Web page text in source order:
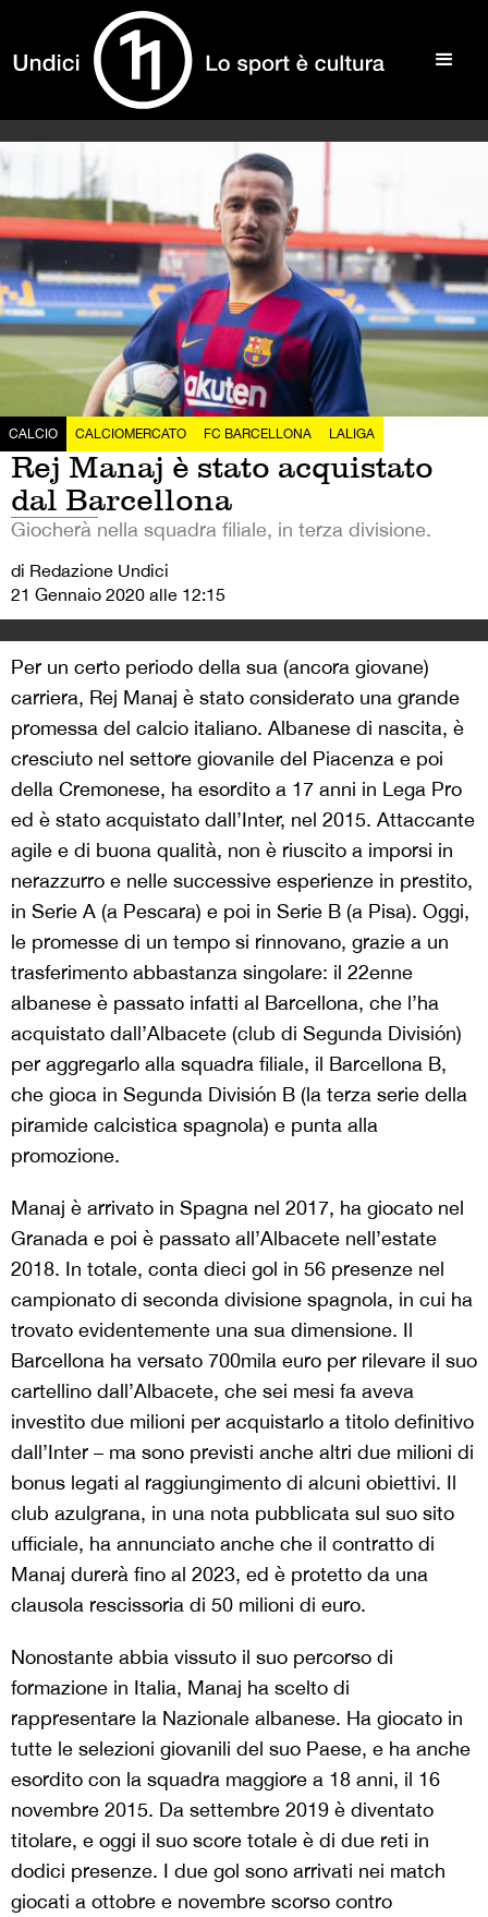
CALCIO CALCIOMERCATO FC BARCELLONA LALIGA
Rej Manaj è stato acquistato
dal Barcellona
Giocherà nella squadra filiale, in terza divisione.
di Redazione Undici
21 Gennaio 2020 alle 12:15
Per un certo periodo della sua (ancora giovane)
carriera, Rej Manaj è stato considerato una grande
promessa del calcio italiano. Albanese di nascita, è
cresciuto nel settore giovanile del Piacenza e poi
della Cremonese, ha esordito a 17 anni in Lega Pro
ed è stato acquistato dall’Inter, nel 2015. Attaccante
agile e di buona qualità, non è riuscito a imporsi in
nerazzurro e nelle successive esperienze in prestito,
in Serie A (a Pescara) e poi in Serie B (a Pisa). Oggi,
le promesse di un tempo si rinnovano, grazie a un
trasferimento abbastanza singolare: il 22enne
albanese è passato infatti al Barcellona, che l’ha
acquistato dall’Albacete (club di Segunda División)
per aggregarlo alla squadra filiale, il Barcellona B,
che gioca in Segunda División B (la terza serie della
piramide calcistica spagnola) e punta alla
promozione.
Manaj è arrivato in Spagna nel 2017, ha giocato nel
Granada e poi è passato all’Albacete nell’estate
2018. In totale, conta dieci gol in 56 presenze nel
campionato di seconda divisione spagnola, in cui ha
trovato evidentemente una sua dimensione. Il
Barcellona ha versato 700mila euro per rilevare il suo
cartellino dall’Albacete, che sei mesi fa aveva
investito due milioni per acquistarlo a titolo definitivo
dall’Inter – ma sono previsti anche altri due milioni di
bonus legati al raggiungimento di alcuni obiettivi. Il
club azulgrana, in una nota pubblicata sul suo sito
ufficiale, ha annunciato anche che il contratto di
Manaj durerà fino al 2023, ed è protetto da una
clausola rescissoria di 50 milioni di euro.
Nonostante abbia vissuto il suo percorso di
formazione in Italia, Manaj ha scelto di
rappresentare la Nazionale albanese. Ha giocato in
tutte le selezioni giovanili del suo Paese, e ha anche
esordito con la squadra maggiore a 18 anni, il 16
novembre 2015. Da settembre 2019 è diventato
titolare, e oggi il suo score totale è di due reti in
dodici presenze. I due gol sono arrivati nei match
giocati a ottobre e novembre scorso contro